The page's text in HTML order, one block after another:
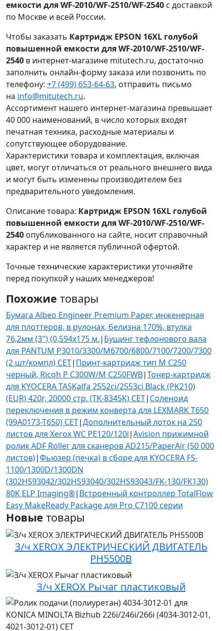
емкости для WF-2010/WF-2510/WF-2540 с доставкой
по Москве и всей России.
Чтобы заказать Картридж EPSON 16XL голубой
повышенной емкости для WF-2010/WF-2510/WF-
2540 в интернет-магазине mitutech.ru, достаточно
заполнить онлайн-форму заказа или позвонить по
телефону: +7 (499) 653-64-63, отправить письмо
на info@mitutech.ru.
Ассортимент нашего интернет-магазина превышает
40 000 наименований, в число которых входят
печатная техника, расходные материалы и
сопутствующее оборудование.
Характеристики товара и комплектация, включая
цвет, могут отличаться от реального внешнего вида
и могут быть изменены производителем без
предварительного уведомления.
Описание товара: Картридж EPSON 16XL голубой
повышенной емкости для WF-2010/WF-2510/WF-
2540 опубликованного на сайте, носит справочный
характер и не является публичной офертой.
Точные технические характеристики уточняйте
перед покупкой у наших менеджеров!
Похожие товары
Бумага Albeo Engineer Premium Paper, инженерная
для плоттеров, в рулонах, белизна 170%, втулка
76,2мм (3") (0,594х175 м.| Бушинг тефлонового вала
для PANTUM P3010/3300/M6700/6800/7100/7200/7300
(2 шт/компл) CET| Принт-картридж тип M C250
черный, Ricoh P C300W/M C250FWB|Тонер-картридж
для KYOCERA TASKalfa 2552ci/2553ci Black (PK210)
(EUR) 420г, 20000 стр. (TK-8345K) CET| Соленоид
переключения в режим конверта для LEXMARK T650
(99A0173-T650) CET|Дополнительный лоток на 250
листов для Xerox WC PE120/120i|Avision прижимной
ролик ADF Roller для сканеров AD215/PaperAir (50 000
листов)|Фьюзер (печка) в сборе для KYOCERA FS-
1100/1300D/1300DN
(302HS93042/302HS93040/302HS93043/FK-130/FK130)
80K ELP Imaging®| Встроенный контроллер TotalFlow
Easy MakeReady Package для Pro C7100 серии
Новые товары
З/ч XEROX ЭЛЕКТРИЧЕСКИЙ ДВИГАТЕЛЬ
PH5500B
З/ч XEROX Рычаг пластиковый